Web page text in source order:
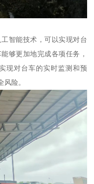
智能技术，可以实现对台
够更加地完成各项任务，
现对台车的实时监测和预
险。